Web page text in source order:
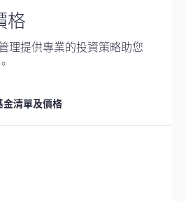
格
理提供專業的投資策略助您
金清單及價格